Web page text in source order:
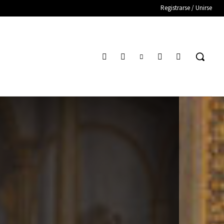
Registrarse / Unirse